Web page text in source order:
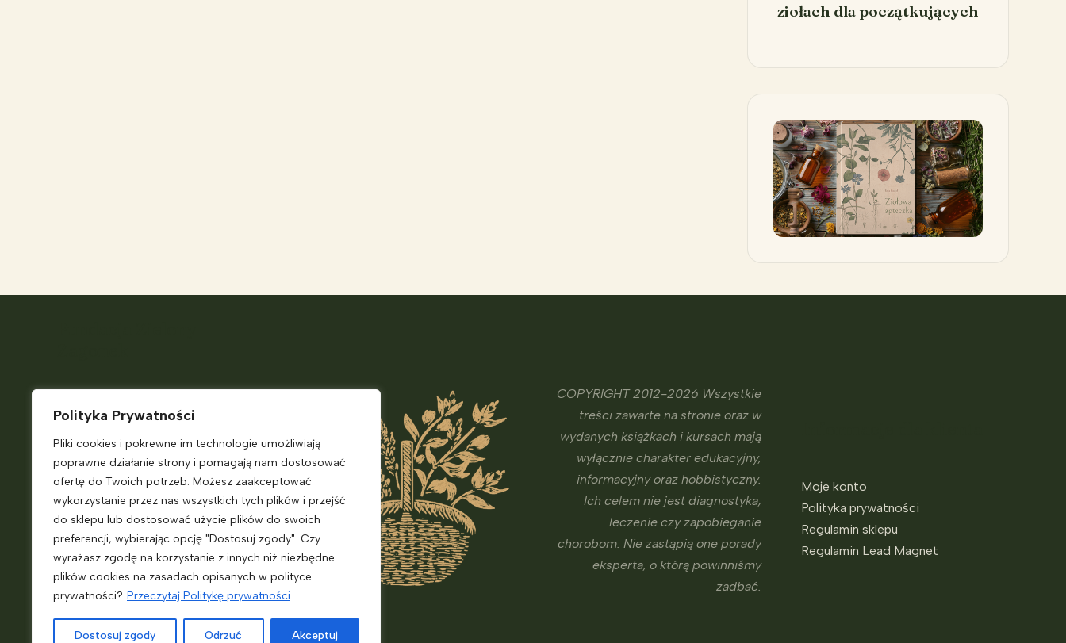
Polityka Prywatności
Pliki cookies i pokrewne im technologie umożliwiają
poprawne działanie strony i pomagają nam dostosować
ofertę do Twoich potrzeb. Możesz zaakceptować
wykorzystanie przez nas wszystkich tych plików i przejść
do sklepu lub dostosować użycie plików do swoich
preferencji, wybierając opcję "Dostosuj zgody". Czy
wyrażasz zgodę na korzystanie z innych niż niezbędne
plików cookies na zasadach opisanych w polityce
prywatności? Przeczytaj Politykę prywatności
Dostosuj zgody Odrzuć Akceptuj
ziołach dla początkujących
Telefon:
+48 882 187 931
mail: ekokiosk@zielonyzagonek.pl
Pn. – Pt.
Jasienna 46
33-322 Jasienna
NIP: 7343556249
COPYRIGHT 2012-2026 Wszystkie
treści zawarte na stronie oraz w
wydanych książkach i kursach mają
wyłącznie charakter edukacyjny,
informacyjny oraz hobbistyczny.
Ich celem nie jest diagnostyka,
leczenie czy zapobieganie
chorobom. Nie zastąpią one porady
eksperta, o którą powinniśmy
zadbać.
Moje konto
Polityka prywatności
Regulamin sklepu
Regulamin Lead Magnet